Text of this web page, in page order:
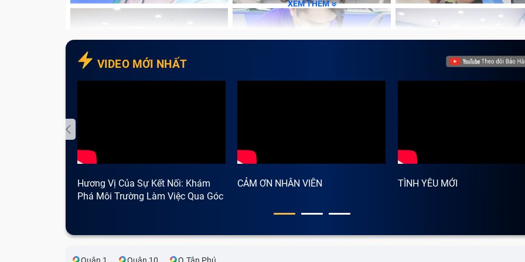
XEM THÊM
VIDEO MỚI NHẤT
Hương Vị Của Sự Kết Nối: Khám
Phá Môi Trường Làm Việc Qua Góc
CẢM ƠN NHÂN VIÊN TÌNH YÊU MỚI
Quận 1 Quận 10 Q.Tân Phú